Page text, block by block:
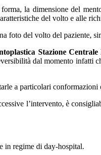
la dimensione del
del volto e alle
foto del volto del paziente,
Stazione
dal momento infatti
a particolari conformazioni
l’intervento, è
in regime di day-hospital.